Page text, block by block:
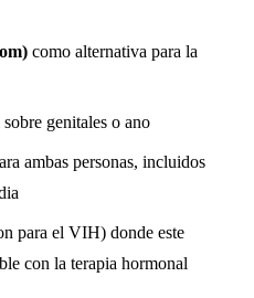
como alternativa para la
genitales o ano
ambas personas, incluidos
para el VIH) donde este
con la terapia hormonal